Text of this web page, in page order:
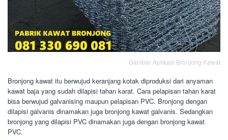
Gambar Aplikasi Bronjong Kawat
Bronjong kawat itu berwujud keranjang kotak diproduksi dari anyaman
kawat baja yang sudah dilapisi tahan karat. Cara pelapisan tahan karat
bisa berwujud galvanising maupun pelapisan PVC. Bronjong dengan
dilapisi galvanis dinamakan juga bronjong kawat galvanis. Sedangkan
bronjong yang dilapisi PVC dinamakan juga dengan bronjong kawat
PVC.